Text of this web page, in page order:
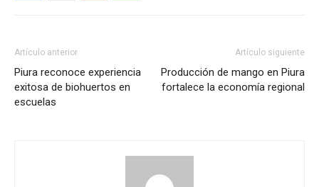
Artículo anterior
Piura reconoce experiencia
exitosa de biohuertos en
escuelas
Artículo siguiente
Producción de mango en Piura
fortalece la economía regional